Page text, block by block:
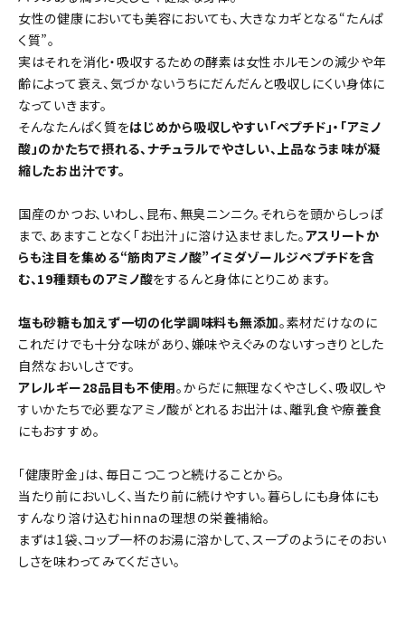
女性の健康においても美容においても、大きなカギとなる“たんぱ
く質”。
実はそれを消化・吸収するための酵素は女性ホルモンの減少や年
齢によって衰え、気づかないうちにだんだんと吸収しにくい身体に
なっていきます。
そんなたんぱく質をはじめから吸収しやすい「ペプチド」・「アミノ
酸」のかたちで摂れる、ナチュラルでやさしい、上品なうま味が凝
縮したお出汁です。
国産のかつお、いわし、昆布、無臭ニンニク。それらを頭からしっぽ
まで、あますことなく「お出汁」に溶け込ませました。アスリートか
らも注目を集める“筋肉アミノ酸”イミダゾールジペプチドを含
む、19種類ものアミノ酸をするんと身体にとりこめます。
塩も砂糖も加えず一切の化学調味料も無添加。素材だけなのに
これだけでも十分な味があり、嫌味やえぐみのないすっきりとした
自然なおいしさです。
アレルギー28品目も不使用。からだに無理なくやさしく、吸収しや
すいかたちで必要なアミノ酸がとれるお出汁は、離乳食や療養食
にもおすすめ。
「健康貯金」は、毎日こつこつと続けることから。
当たり前においしく、当たり前に続けやすい。暮らしにも身体にも
すんなり溶け込むhinnaの理想の栄養補給。
まずは1袋、コップ一杯のお湯に溶かして、スープのようにそのおい
しさを味わってみてください。